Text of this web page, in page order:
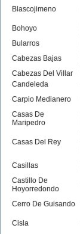
Blascojimeno
Bohoyo
Bularros
Cabezas Bajas
Cabezas Del Villar
Candeleda
Carpio Medianero
Casas De
Maripedro
Casas Del Rey
Casillas
Castillo De
Hoyorredondo
Cerro De Guisando
Cisla